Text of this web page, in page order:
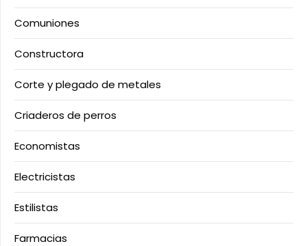
Comuniones
Constructora
Corte y plegado de metales
Criaderos de perros
Economistas
Electricistas
Estilistas
Farmacias